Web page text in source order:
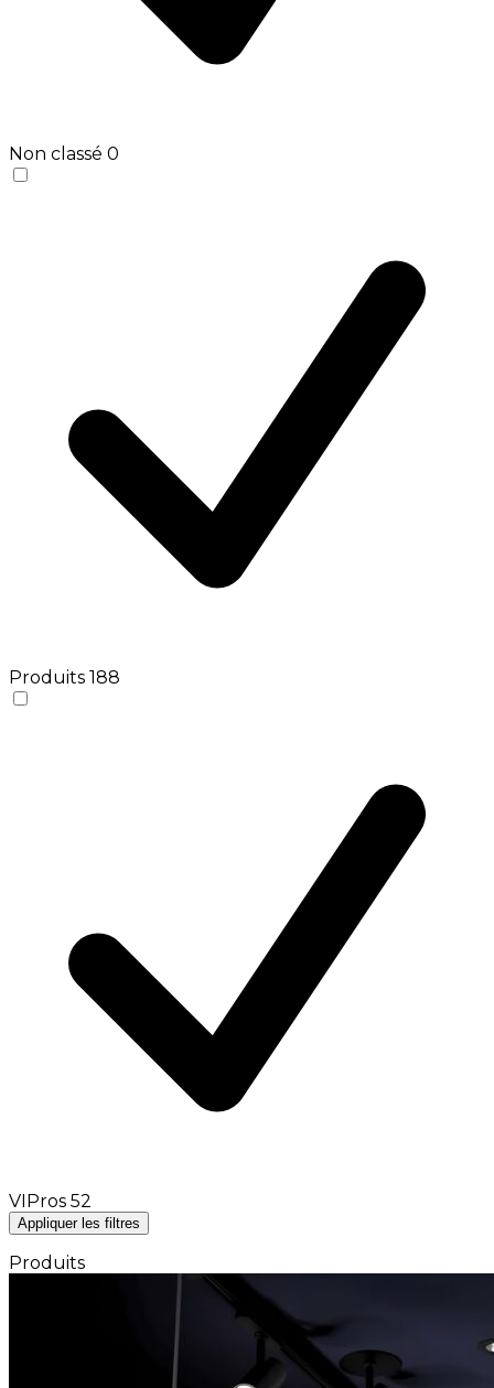
Non classé 0
Produits 188
VIPros 52
Appliquer les filtres
Produits